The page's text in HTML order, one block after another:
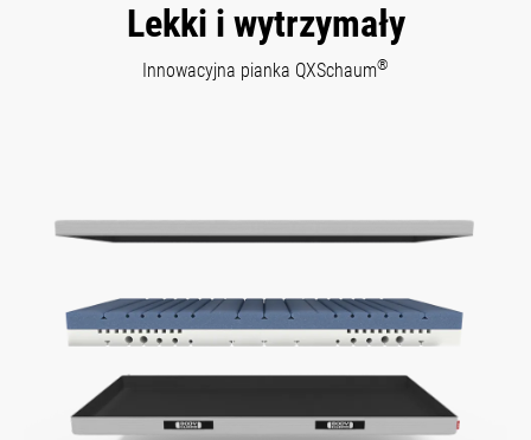
Lekki i wytrzymały
Innowacyjna pianka QXSchaum®